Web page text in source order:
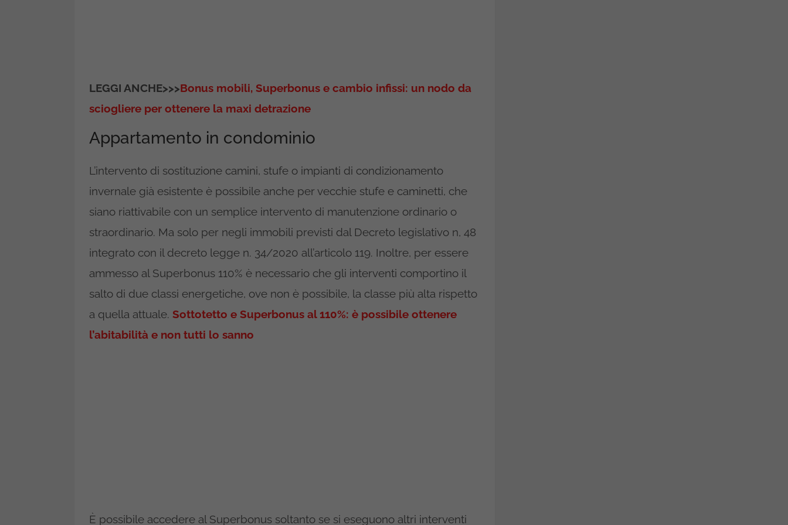
LEGGI ANCHE>>>Bonus mobili, Superbonus e cambio infissi: un nodo da
sciogliere per ottenere la maxi detrazione
Appartamento in condominio
L’intervento di sostituzione camini, stufe o impianti di condizionamento
invernale già esistente è possibile anche per vecchie stufe e caminetti, che
siano riattivabile con un semplice intervento di manutenzione ordinario o
straordinario. Ma solo per negli immobili previsti dal Decreto legislativo n, 48
integrato con il decreto legge n. 34/2020 all’articolo 119. Inoltre, per essere
ammesso al Superbonus 110% è necessario che gli interventi comportino il
salto di due classi energetiche, ove non è possibile, la classe più alta rispetto
a quella attuale. Sottotetto e Superbonus al 110%: è possibile ottenere
l’abitabilità e non tutti lo sanno
È possibile accedere al Superbonus soltanto se si eseguono altri interventi